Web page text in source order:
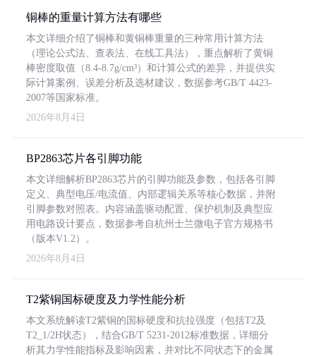
铜棒的重量计算方法有哪些
本文详细介绍了铜棒和黄铜棒重量的三种常用计算方法
（理论公式法、查表法、在线工具法），重点解析了黄铜
棒密度取值（8.4-8.7g/cm³）和计算公式的差异，并提供实
际计算案例、误差分析及选材建议，数据参考GB/T 4423-
2007等国家标准。
2026年8月4日
BP2863芯片各引脚功能
本文详细解析BP2863芯片的引脚功能及参数，包括各引脚
定义、典型电压/电流值、内部逻辑关系等核心数据，并附
引脚参数对照表。内容涵盖驱动配置、保护机制及典型应
用电路设计要点，数据参考自杭州士兰微电子官方规格书
（版本V1.2）。
2026年8月4日
T2紫铜国标硬度及力学性能分析
本文系统解读T2紫铜的国标硬度和抗拉强度（包括T2及
T2_1/2H状态），结合GB/T 5231-2012标准数据，详细分
析其力学性能指标及影响因素，并对比不同状态下的金属